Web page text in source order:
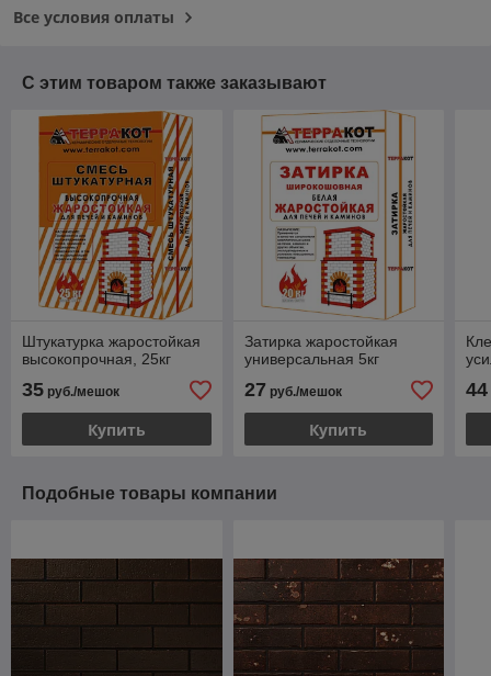
Все условия оплаты
С этим товаром также заказывают
Штукатурка жаростойкая
высокопрочная, 25кг
35 руб./мешок
Купить
Затирка жаростойкая
универсальная 5кг
27 руб./мешок
Купить
44
Подобные товары компании